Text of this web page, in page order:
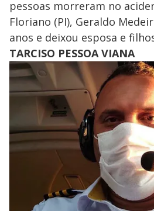
pessoas morreram no
Floriano (PI), Geraldo
anos e deixou esposa e
TARCISO PESSOA VIANA